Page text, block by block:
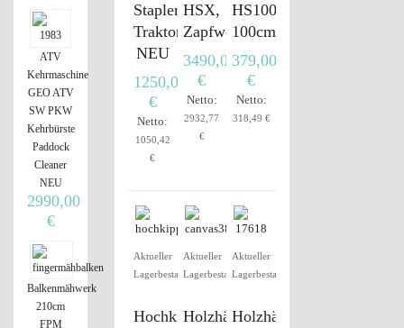
Stapler
Traktor
NEU
1250,00
€
Netto:
1050,42
€
HSX,
Zapfwellenpumpe
3490,00
€
Netto:
2932,77
€
HS100
100cm
379,00
€
Netto:
318,49 €
Aktueller
Lagerbestand
Hochkippschaufel,
Aktueller
Lagerbestand
Holzhäcksler,
Aktueller
Lagerbestand
Holzhäcksler
ATV
Kehrmaschine
GEO ATV
SW PKW
Kehrbürste
Paddock
Cleaner
NEU
2990,00
€
Balkenmähwerk
210cm
FPM